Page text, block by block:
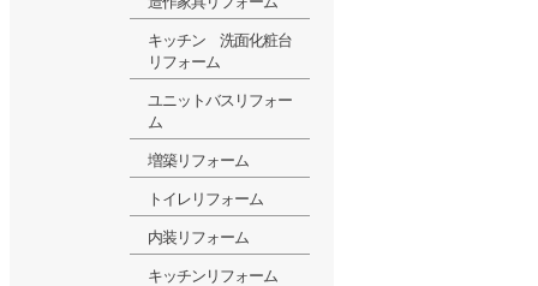
キッチン 洗面化粧台
リフォーム
ユニットバスリフォー
ム
増築リフォーム
トイレリフォーム
内装リフォーム
キッチンリフォーム